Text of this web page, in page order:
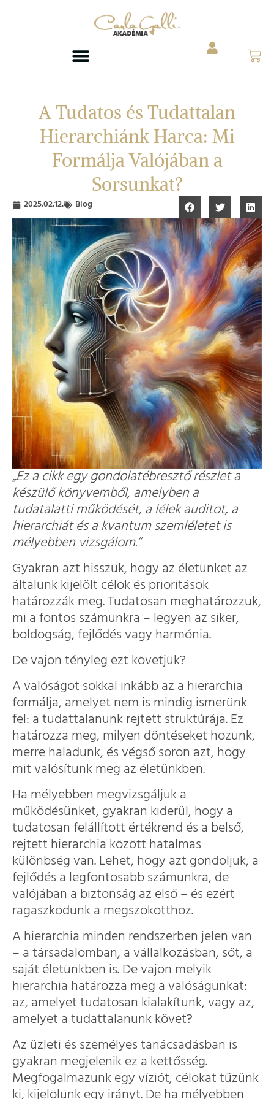
A Tudatos és Tudattalan
Hierarchiánk Harca: Mi
Formálja Valójában a
Sorsunkat?
2025.02.12. Blog
„Ez a cikk egy gondolatébresztő részlet a
készülő könyvemből, amelyben a
tudatalatti működését, a lélek auditot, a
hierarchiát és a kvantum szemléletet is
mélyebben vizsgálom.”
Gyakran azt hisszük, hogy az életünket az
általunk kijelölt célok és prioritások
határozzák meg. Tudatosan meghatározzuk,
mi a fontos számunkra – legyen az siker,
boldogság, fejlődés vagy harmónia.
De vajon tényleg ezt követjük?
A valóságot sokkal inkább az a hierarchia
formálja, amelyet nem is mindig ismerünk
fel: a tudattalanunk rejtett struktúrája. Ez
határozza meg, milyen döntéseket hozunk,
merre haladunk, és végső soron azt, hogy
mit valósítunk meg az életünkben.
Ha mélyebben megvizsgáljuk a
működésünket, gyakran kiderül, hogy a
tudatosan felállított értékrend és a belső,
rejtett hierarchia között hatalmas
különbség van. Lehet, hogy azt gondoljuk, a
fejlődés a legfontosabb számunkra, de
valójában a biztonság az első – és ezért
ragaszkodunk a megszokotthoz.
A hierarchia minden rendszerben jelen van
– a társadalomban, a vállalkozásban, sőt, a
saját életünkben is. De vajon melyik
hierarchia határozza meg a valóságunkat:
az, amelyet tudatosan kialakítunk, vagy az,
amelyet a tudattalanunk követ?
Az üzleti és személyes tanácsadásban is
gyakran megjelenik ez a kettősség.
Megfogalmazunk egy víziót, célokat tűzünk